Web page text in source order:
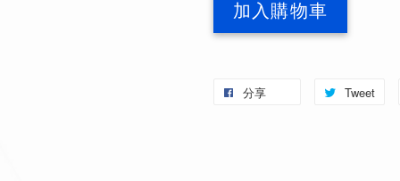
加入購物車
分享 Tweet